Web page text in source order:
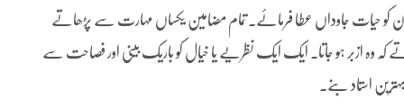
حیات جاوداں عطا فرمائے۔ تمام مضامین یکساں مہارت سے پڑھاتے
وہ ازبر ہو جاتا۔ ایک ایک نظریے یا خیال کو باریک بینی اور فصاحت سے
استاد بنے۔